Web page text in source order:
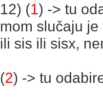
12) (1) -> tu
mom slučaju
ili sis ili sisx,
(2) -> tu